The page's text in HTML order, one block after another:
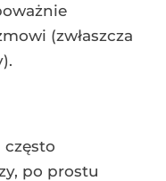
(zwłaszcza
po prostu